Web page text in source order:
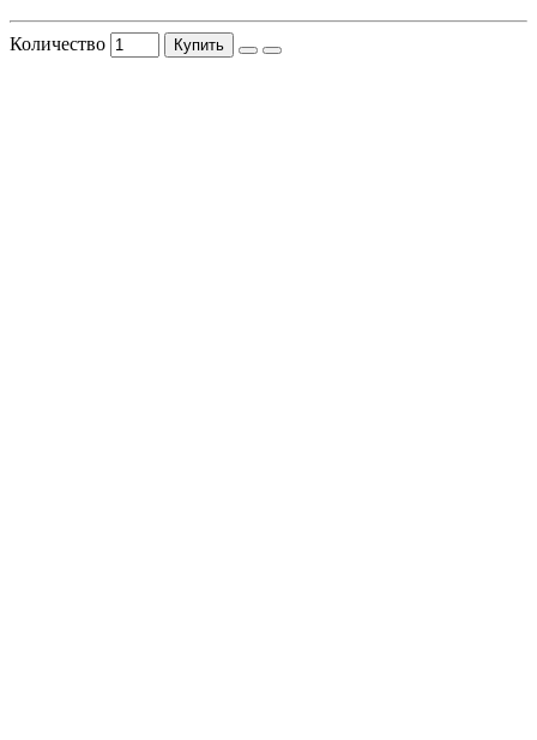
Количество Купить